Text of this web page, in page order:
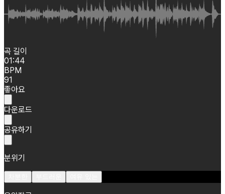
곡 길이
01:44
BPM
91
좋아요
다운로드
공유하기
분위기